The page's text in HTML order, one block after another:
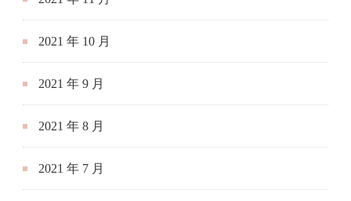
2021 年 10 月
2021 年 9 月
2021 年 8 月
2021 年 7 月